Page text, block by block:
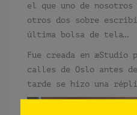
el que uno de
otros dos sobre
última bolsa de tela…
Fue creada en
calles de Oslo antes
tarde se hizo una